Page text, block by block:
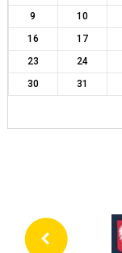
9
10
16
17
23
24
30
31